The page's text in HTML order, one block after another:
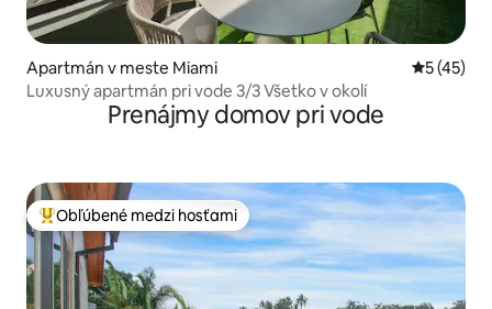
Apartmán v meste Miami
5 (45)
Luxusný apartmán pri vode 3/3 Všetko v okolí
Prenájmy domov pri vode
Najobľúbenejšie medzi hosťami
Obľúbené medzi hosťami